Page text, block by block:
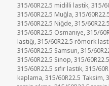
315/60R22.5 midilli lastik ,315/
315/60R22.5 Muğla ,315/
315/60R22.5 Niğde ,315/
315/60R22.5 Osmaniye ,315/
lastiği ,315/60R22.5 römork
315/60R22.5 Samsun ,315/
315/60R22.5 Sinop ,315/
315/60R22.5 sıfır lastik ,315/
kaplama ,315/60R22.5 Taksim ,